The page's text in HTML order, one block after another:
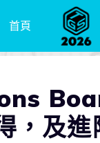
首頁
，及